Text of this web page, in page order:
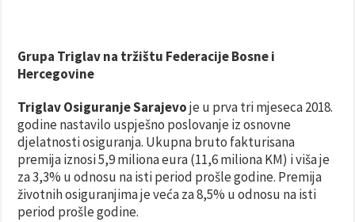
Grupa Triglav na tržištu Federacije Bosne i
Hercegovine
Triglav Osiguranje Sarajevoje u prva tri mjeseca 2018.
godine nastavilo uspješno poslovanje iz osnovne
djelatnosti osiguranja. Ukupna bruto fakturisana
premija iznosi 5,9 miliona eura (11,6 miliona KM) i viša je
za 3,3% u odnosu na isti period prošle godine. Premija
životnih osiguranjima je veća za 8,5% u odnosu na isti
period prošle godine.